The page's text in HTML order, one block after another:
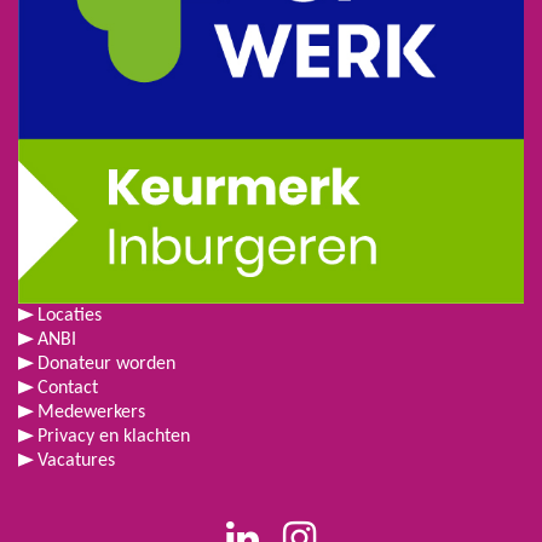
Locaties
ANBI
Donateur worden
Contact
Medewerkers
Privacy en klachten
Vacatures